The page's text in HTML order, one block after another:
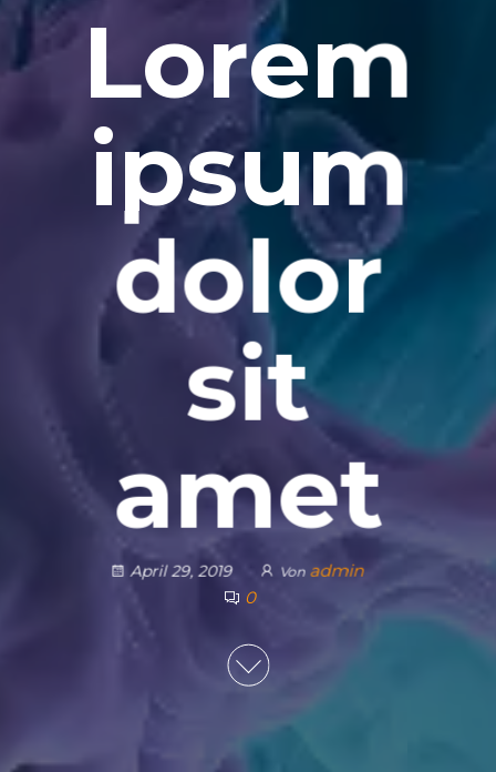
Lorem
ipsum
dolor
sit
amet
April 29, 2019 Von admin
0